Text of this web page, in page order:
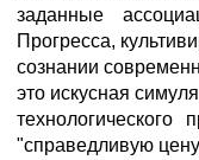
заданные
Прогресса,
сознании
это искусная
технологического
"справедливую